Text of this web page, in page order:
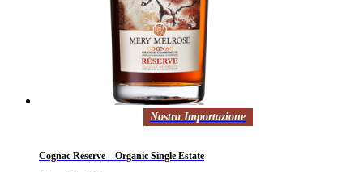
Nostra Importazione
Cognac Reserve – Organic Single Estate